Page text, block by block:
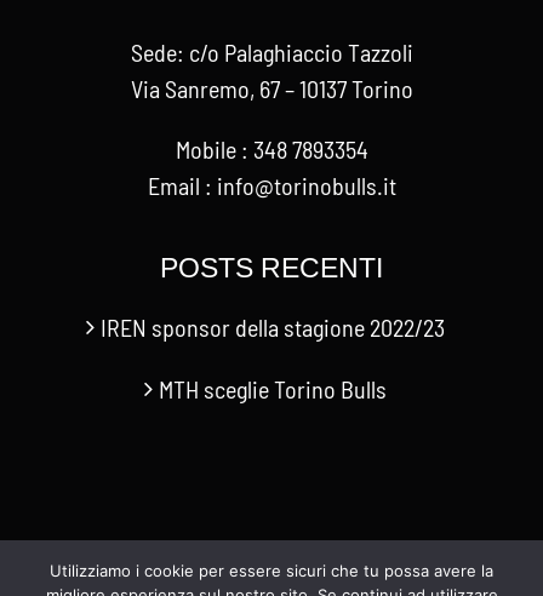
Sede: c/o Palaghiaccio Tazzoli
Via Sanremo, 67 – 10137 Torino
Mobile : 348 7893354
Email : info@torinobulls.it
POSTS RECENTI
IREN sponsor della stagione 2022/23
MTH sceglie Torino Bulls
Utilizziamo i cookie per essere sicuri che tu possa avere la